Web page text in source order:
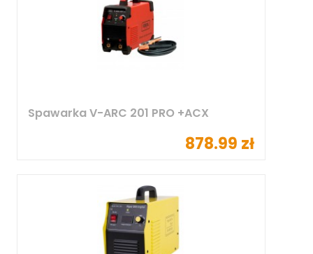
Spawarka V-ARC 201 PRO +ACX
878.99 zł